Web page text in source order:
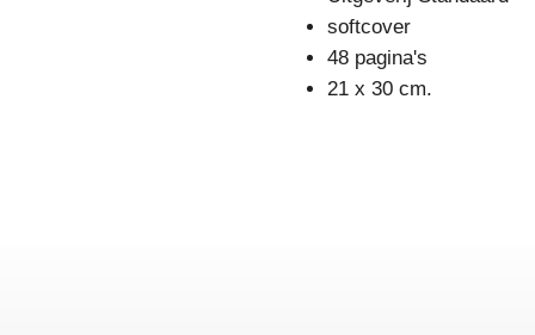
softcover
48 pagina's
21 x 30 cm.